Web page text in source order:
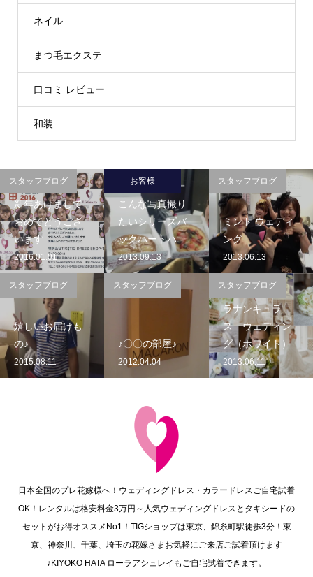
ネイル
まつ毛エクステ
口コミ レビュー
和装
新年あけまして
おめでとうござ
います
2016.01.01
スタッフブログ
こんな写真撮り
たいシリーズバ
ックハートハ...
2013.09.13
お客様
ミント ウェディ
ング
2013.06.13
スタッフブログ
嬉しいお届けも
の♪
2015.08.11
スタッフブログ
♪〇〇の部屋♪
2012.04.04
スタッフブログ
ラナンキュラ
ス ウェディン
グ（ホワイト）
2013.06.11
スタッフブログ
日本全国のプレ花嫁様へ！ウェディングドレス・カラードレスご自宅試着
OK！レンタルは格安料金3万円～人気ウェディングドレスとタキシードの
セットがお得オススメNo1！TIGショップは東京、錦糸町駅徒歩3分！東
京、神奈川、千葉、埼玉の花嫁さまお気軽にご来店ご試着頂けます
♪KIYOKO HATA ローラアシュレイもご自宅試着できます。